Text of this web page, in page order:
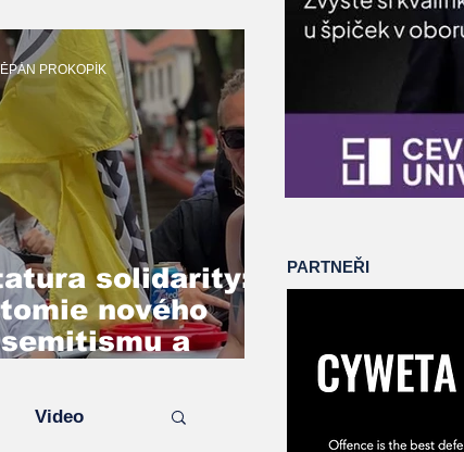
solidarity:
nového
a
na případu
PROKOPÍK
PARTNEŘI
Video